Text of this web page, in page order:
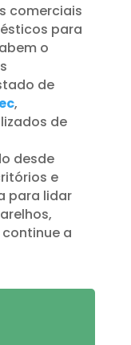
comerciais
para
o
de
,
de
desde
e
para lidar
a